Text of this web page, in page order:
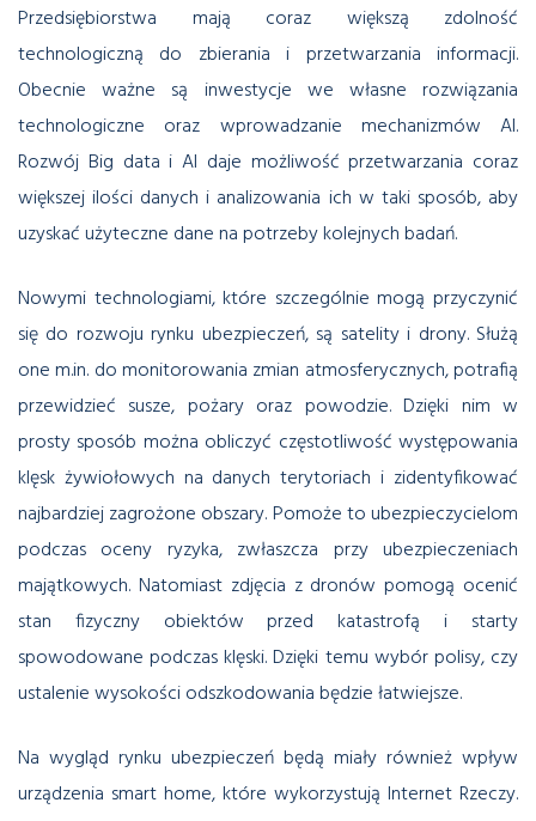
Przedsiębiorstwa mają coraz większą zdolność
technologiczną do zbierania i przetwarzania informacji.
Obecnie ważne są inwestycje we własne rozwiązania
technologiczne oraz wprowadzanie mechanizmów AI.
Rozwój Big data i AI daje możliwość przetwarzania coraz
większej ilości danych i analizowania ich w taki sposób, aby
uzyskać użyteczne dane na potrzeby kolejnych badań.
Nowymi technologiami, które szczególnie mogą przyczynić
się do rozwoju rynku ubezpieczeń, są satelity i drony. Służą
one m.in. do monitorowania zmian atmosferycznych, potrafią
przewidzieć susze, pożary oraz powodzie. Dzięki nim w
prosty sposób można obliczyć częstotliwość występowania
klęsk żywiołowych na danych terytoriach i zidentyfikować
najbardziej zagrożone obszary. Pomoże to ubezpieczycielom
podczas oceny ryzyka, zwłaszcza przy ubezpieczeniach
majątkowych. Natomiast zdjęcia z dronów pomogą ocenić
stan fizyczny obiektów przed katastrofą i starty
spowodowane podczas klęski. Dzięki temu wybór polisy, czy
ustalenie wysokości odszkodowania będzie łatwiejsze.
Na wygląd rynku ubezpieczeń będą miały również wpływ
urządzenia smart home, które wykorzystują Internet Rzeczy.